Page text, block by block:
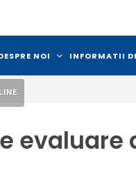
NOI INFORMATII
evaluare